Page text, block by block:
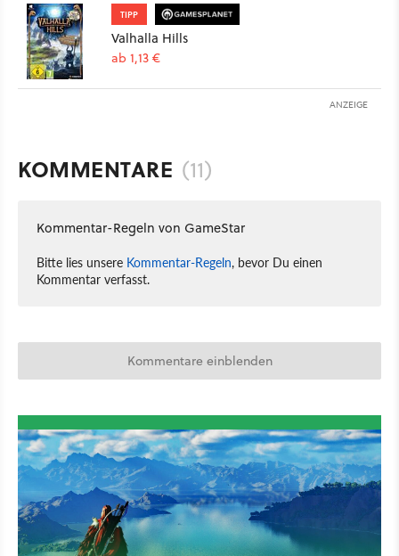
TIPP
Valhalla Hills
ab 1,13 €
ANZEIGE
KOMMENTARE (11)
Kommentar-Regeln von GameStar
Bitte lies unsere Kommentar-Regeln, bevor Du einen
Kommentar verfasst.
Kommentare einblenden